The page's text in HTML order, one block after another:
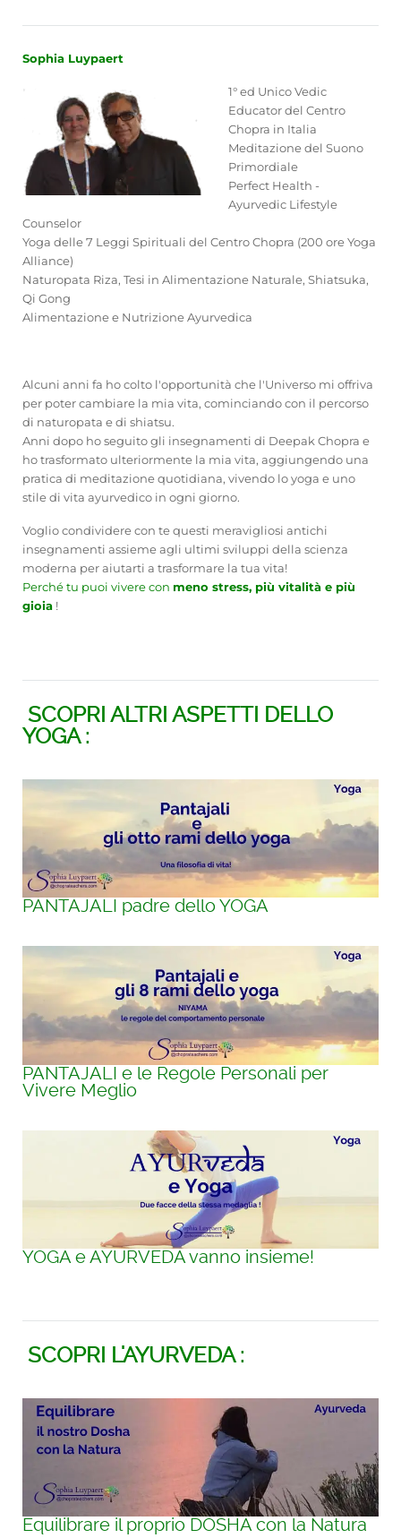
Sophia Luypaert
1° ed Unico Vedic
Educator del Centro
Chopra in Italia
Meditazione del Suono
Primordiale
Perfect Health -
Ayurvedic Lifestyle
Counselor
Yoga delle 7 Leggi Spirituali del Centro Chopra (200 ore Yoga
Alliance)
Naturopata Riza, Tesi in Alimentazione Naturale, Shiatsuka,
Qi Gong
Alimentazione e Nutrizione Ayurvedica
Alcuni anni fa ho colto l'opportunità che l'Universo mi offriva
per poter cambiare la mia vita, cominciando con il percorso
di naturopata e di shiatsu.
Anni dopo ho seguito gli insegnamenti di Deepak Chopra e
ho trasformato ulteriormente la mia vita, aggiungendo una
pratica di meditazione quotidiana, vivendo lo yoga e uno
stile di vita ayurvedico in ogni giorno.
Voglio condividere con te questi meravigliosi antichi
insegnamenti assieme agli ultimi sviluppi della scienza
moderna per aiutarti a trasformare la tua vita!
Perché tu puoi vivere con meno stress, più vitalità e più
gioia !
SCOPRI ALTRI ASPETTI DELLO
YOGA :
PANTAJALI padre dello YOGA
PANTAJALI e le Regole Personali per
Vivere Meglio
YOGA e AYURVEDA vanno insieme!
SCOPRI L'AYURVEDA :
Equilibrare il proprio DOSHA con la Natura